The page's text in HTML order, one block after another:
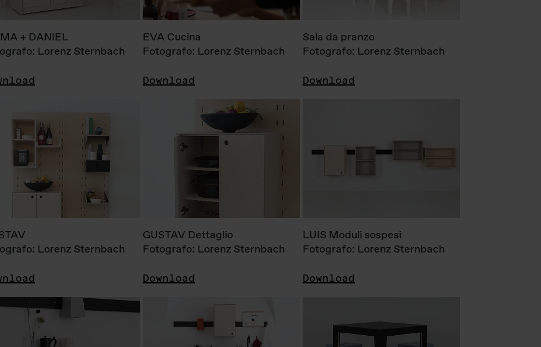
+ DANIEL
Lorenz Sternbach
EVA Cucina
Fotografo: Lorenz Sternbach
Download
Sala da pranzo
Fotografo: Lorenz Sternbach
Download
Lorenz Sternbach
GUSTAV Dettaglio
Fotografo: Lorenz Sternbach
Download
LUIS Moduli sospesi
Fotografo: Lorenz Sternbach
Download